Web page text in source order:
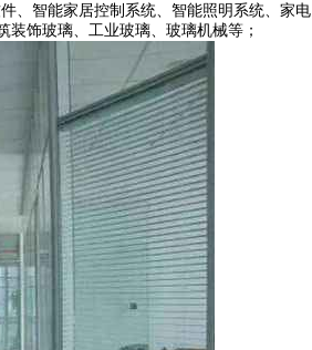
、智能家居控制系统、智能照明系统、家电
饰玻璃、工业玻璃、玻璃机械等；